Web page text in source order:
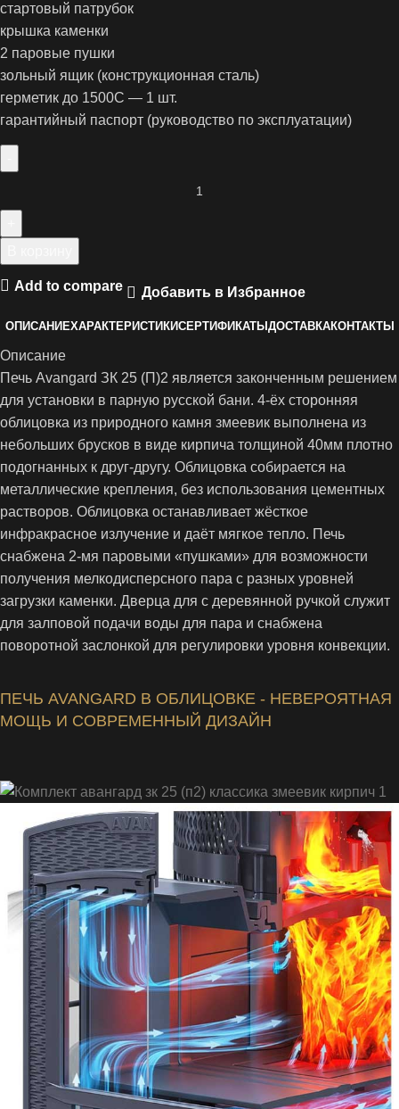
стартовый патрубок
крышка каменки
2 паровые пушки
зольный ящик (конструкционная сталь)
герметик до 1500С — 1 шт.
гарантийный паспорт (руководство по эксплуатации)
Add to compare Добавить в Избранное
ОПИСАНИЕХАРАКТЕРИСТИКИСЕРТИФИКАТЫ ДОСТАВКАКОНТАКТЫ
Описание
Печь Avangard ЗК 25 (П)2 является законченным решением
для установки в парную русской бани. 4-ёх сторонняя
облицовка из природного камня змеевик выполнена из
небольших брусков в виде кирпича толщиной 40мм плотно
подогнанных к друг-другу. Облицовка собирается на
металлические крепления, без использования цементных
растворов. Облицовка останавливает жёсткое
инфракрасное излучение и даёт мягкое тепло. Печь
снабжена 2-мя паровыми «пушками» для возможности
получения мелкодисперсного пара с разных уровней
загрузки каменки. Дверца для с деревянной ручкой служит
для залповой подачи воды для пара и снабжена
поворотной заслонкой для регулировки уровня конвекции.
ПЕЧЬ AVANGARD В ОБЛИЦОВКЕ - НЕВЕРОЯТНАЯ
МОЩЬ И СОВРЕМЕННЫЙ ДИЗАЙН